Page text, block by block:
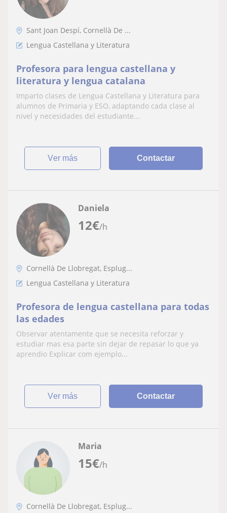
Sant Joan Despí, Cornellà De ...
Lengua Castellana y Literatura
Profesora para lengua castellana y
literatura y lengua catalana
Imparto clases de Lengua Castellana y Literatura para
alumnos de Primaria y ESO, adaptando cada clase al
nivel y necesidades del estudiante...
ver más Contactar
12€/h
Daniela
Cornellà De Llobregat, Esplug...
Lengua Castellana y Literatura
Profesora de lengua castellana para todas
las edades
Observar atentamente que se necesita reforzar y
estudiar mas esa parte sin dejar de repasar lo que ya
aprendio Explicar com ejemplo...
ver más Contactar
15€/h
Maria
Cornellà De Llobregat, Esplug...